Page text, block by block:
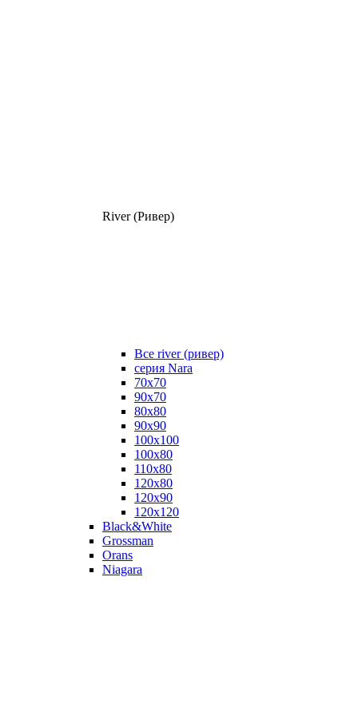
River (Ривер)
Все river (ривер)
серия Nara
70х70
90х70
80x80
90x90
100x100
100х80
110х80
120x80
120х90
120х120
Black&White
Grossman
Orans
Niagara